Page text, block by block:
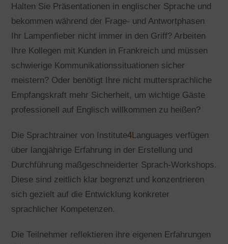
Halten Sie Präsentationen in englischer Sprache und
bekommen während der Frage- und Antwortphasen
Ihr Lampenfieber nicht immer in den Griff? Arbeiten
Ihre Kollegen mit Kunden in Frankreich und müssen
schwierige Kommunikationssituationen sicher
meistern? Oder benötigt Ihre nicht muttersprachliche
Empfangskraft mehr Sicherheit, um wichtige Gäste
professionell auf Englisch willkommen zu heißen?
Die Sprachtrainer von Institute4Languages verfügen
über langjährige Erfahrung in der Erstellung und
Durchführung maßgeschneiderter Sprach-Workshops.
Diese sind zeitlich klar begrenzt und konzentrieren
sich gezielt auf die Entwicklung konkreter
sprachlicher Kompetenzen.
Die Teilnehmer reflektieren ihre eigenen Erfahrungen